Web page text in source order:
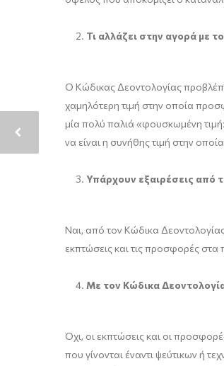
Τι αλλάζει στην αγορά με
Ο Κώδικας Δεοντολογίας
χαμηλότερη τιμή στην οποία
μία πολύ παλιά «φουσκωμένη
να είναι η συνήθης τιμή στην
Υπάρχουν εξαιρέσεις από
Ναι, από τον Κώδικα
εκπτώσεις και τις προσφορές στα
Με τον Κώδικα
Όχι, οι εκπτώσεις και οι
που γίνονται έναντι ψεύτικων ή